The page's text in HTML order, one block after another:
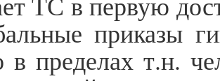
приказы
в пределах т.н.